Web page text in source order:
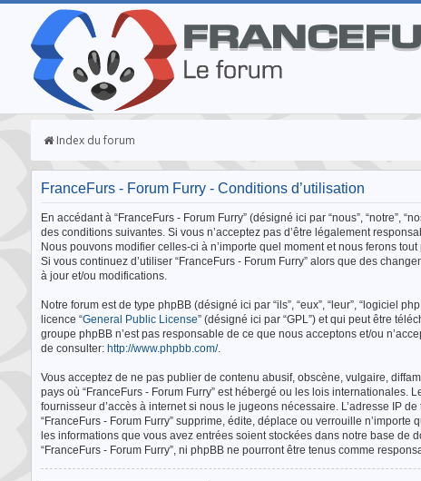
Index du forum
FranceFurs - Forum Furry - Conditions d’utilisation
En accédant à “FranceFurs - Forum Furry” (désigné ici par “nous”, “notre”,
des conditions suivantes. Si vous n’acceptez pas d’être légalement
Nous pouvons modifier celles-ci à n’importe quel moment et nous ferons
Si vous continuez d’utiliser “FranceFurs - Forum Furry” alors que des
à jour et/ou modifications.
Notre forum est de type phpBB (désigné ici par “ils”, “eux”, “leur”, “logiciel
licence “General Public License” (désigné ici par “GPL”) et qui peut être
groupe phpBB n’est pas responsable de ce que nous acceptons et/ou
de consulter: http://www.phpbb.com/.
Vous acceptez de ne pas publier de contenu abusif, obscène, vulgaire,
pays où “FranceFurs - Forum Furry” est hébergé ou les lois
fournisseur d’accès à internet si nous le jugeons nécessaire. L’adresse IP
“FranceFurs - Forum Furry” supprime, édite, déplace ou verrouille
les informations que vous avez entrées soient stockées dans notre base
“FranceFurs - Forum Furry”, ni phpBB ne pourront être tenus comme